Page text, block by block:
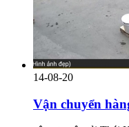
14-08-20
Vận chuyển